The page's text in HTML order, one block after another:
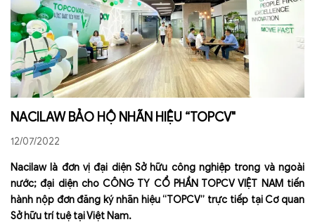
NACILAW BẢO HỘ NHÃN HIỆU “TOPCV"
12/07/2022
Nacilaw là đơn vị đại diện Sở hữu công nghiệp trong và ngoài
nước; đại diện cho CÔNG TY CỔ PHẦN TOPCV VIỆT NAM tiến
hành nộp đơn đăng ký nhãn hiệu “TOPCV” trực tiếp tại Cơ quan
Sở hữu trí tuệ tại Việt Nam.